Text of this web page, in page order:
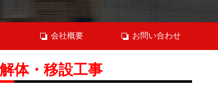
会社概要 お問い合わせ
体・移設工事